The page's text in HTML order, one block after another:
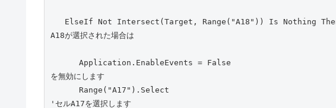
A18が選択された場合は
を無効にします
'セルA17を選択します